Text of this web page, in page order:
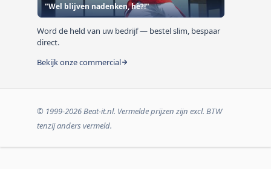
"Wel blijven nadenken, hè?!"
Word de held van uw bedrijf — bestel slim, bespaar
direct.
Bekijk onze commercial
© 1999-2026 Beat-it.nl. Vermelde prijzen zijn excl. BTW
tenzij anders vermeld.